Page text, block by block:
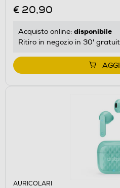
€ 20,90
Acquisto online: disponibile
Ritiro in negozio in 30'
AURICOLARI